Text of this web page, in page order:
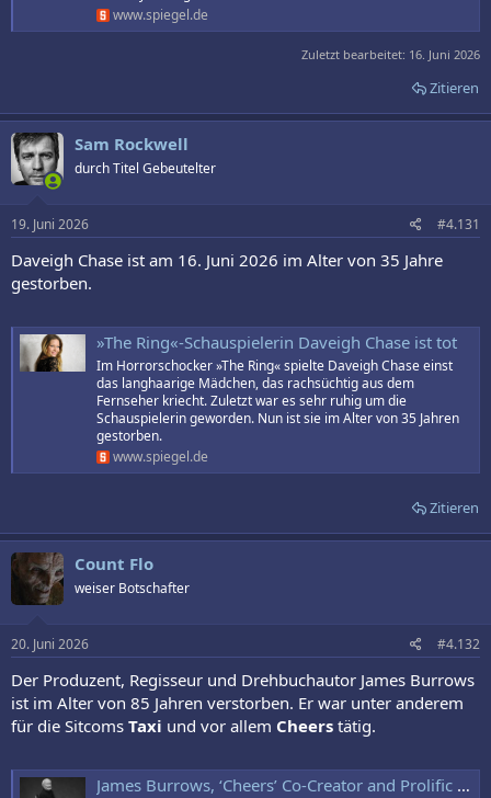
www.spiegel.de
Zuletzt bearbeitet: 16. Juni 2026
Zitieren
Sam Rockwell
durch Titel Gebeutelter
19. Juni 2026 #4.131
Daveigh Chase ist am 16. Juni 2026 im Alter von 35 Jahre
gestorben.
»The Ring«-Schauspielerin Daveigh Chase ist tot
Im Horrorschocker »The Ring« spielte Daveigh Chase einst
das langhaarige Mädchen, das rachsüchtig aus dem
Fernseher kriecht. Zuletzt war es sehr ruhig um die
Schauspielerin geworden. Nun ist sie im Alter von 35 Jahren
gestorben.
www.spiegel.de
Zitieren
Count Flo
weiser Botschafter
20. Juni 2026 #4.132
Der Produzent, Regisseur und Drehbuchautor James Burrows
ist im Alter von 85 Jahren verstorben. Er war unter anderem
für die Sitcoms Taxi und vor allem Cheers tätig.
James Burrows, ‘Cheers’ Co-Creator and Prolific TV Director, Dies at 85